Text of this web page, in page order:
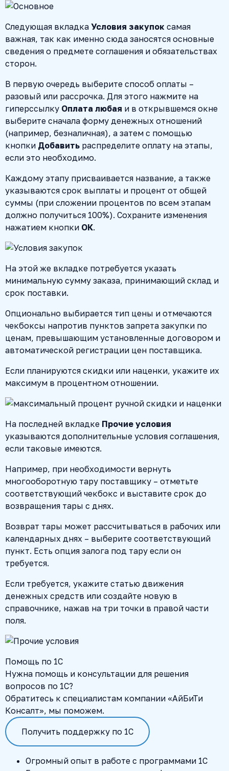
Следующая вкладка Условия закупок самая
важная, так как именно сюда заносятся основные
сведения о предмете соглашения и обязательствах
сторон.
В первую очередь выберите способ оплаты –
разовый или рассрочка. Для этого нажмите на
гиперссылку Оплата любая и в открывшемся окне
выберите сначала форму денежных отношений
(например, безналичная), а затем с помощью
кнопки Добавить распределите оплату на этапы,
если это необходимо.
Каждому этапу присваивается название, а также
указываются срок выплаты и процент от общей
суммы (при сложении процентов по всем этапам
должно получиться 100%). Сохраните изменения
нажатием кнопки ОК.
На этой же вкладке потребуется указать
минимальную сумму заказа, принимающий склад и
срок поставки.
Опционально выбирается тип цены и отмечаются
чекбоксы напротив пунктов запрета закупки по
ценам, превышающим установленные договором и
автоматической регистрации цен поставщика.
Если планируются скидки или наценки, укажите их
максимум в процентном отношении.
На последней вкладке Прочие условия
указываются дополнительные условия соглашения,
если таковые имеются.
Например, при необходимости вернуть
многооборотную тару поставщику – отметьте
соответствующий чекбокс и выставите срок до
возвращения тары с днях.
Возврат тары может рассчитываться в рабочих или
календарных днях – выберите соответствующий
пункт. Есть опция залога под тару если он
требуется.
Если требуется, укажите статью движения
денежных средств или создайте новую в
справочнике, нажав на три точки в правой части
поля.
Помощь по 1С
Нужна помощь и консультации для решения
вопросов по 1С?
Обратитесь к специалистам компании «АйБиТи
Консалт», мы поможем.
Получить поддержку по 1С
Огромный опыт в работе с программами 1С